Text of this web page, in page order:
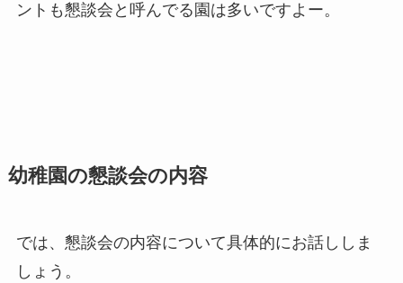
ントも懇談会と呼んでる園は多いですよー。
幼稚園の懇談会の内容
では、懇談会の内容について具体的にお話ししま
しょう。